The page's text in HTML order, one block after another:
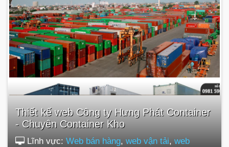
Thiết kế web Công ty Hưng Phát Container
- Chuyên Container Kho
Lĩnh vực: Web bán hàng, web vận tải, web